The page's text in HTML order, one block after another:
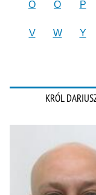
O Ó P
V W Y
KRÓL